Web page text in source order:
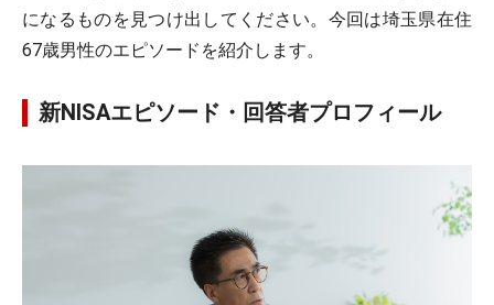
になるものを見つけ出してください。今回は埼玉県在住
67歳男性のエピソードを紹介します。
新NISAエピソード・回答者プロフィール